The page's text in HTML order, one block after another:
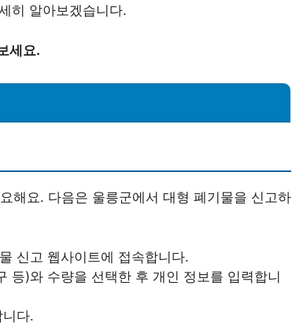
히 알아보겠습니다.
세요.
해요. 다음은 울릉군에서 대형 폐기물을 신고하
신고 웹사이트에 접속합니다.
등)와 수량을 선택한 후 개인 정보를 입력합니
다.